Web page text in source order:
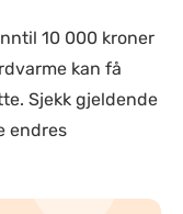
10 000 kroner
kan få
Sjekk gjeldende
endres